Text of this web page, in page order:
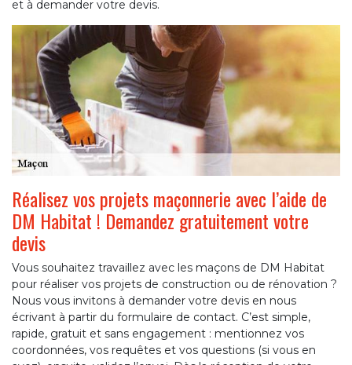
et à demander votre devis.
Réalisez vos projets maçonnerie avec l’aide de
DM Habitat ! Demandez gratuitement votre
devis
Vous souhaitez travaillez avec les maçons de DM Habitat
pour réaliser vos projets de construction ou de rénovation ?
Nous vous invitons à demander votre devis en nous
écrivant à partir du formulaire de contact. C’est simple,
rapide, gratuit et sans engagement : mentionnez vos
coordonnées, vos requêtes et vos questions (si vous en